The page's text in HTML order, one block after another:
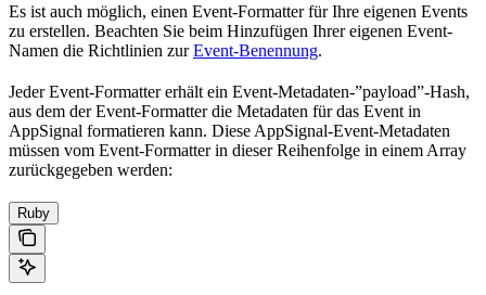
Es ist auch möglich, einen Event-Formatter für Ihre eigenen Events
zu erstellen. Beachten Sie beim Hinzufügen Ihrer eigenen Event-
Namen die Richtlinien zurEvent-Benennung.
Jeder Event-Formatter erhält ein Event-Metadaten-”payload”-Hash,
aus dem der Event-Formatter die Metadaten für das Event in
AppSignal formatieren kann. Diese AppSignal-Event-Metadaten
müssen vom Event-Formatter in dieser Reihenfolge in einem Array
zurückgegeben werden:
Ruby